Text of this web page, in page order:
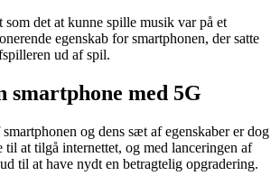
som det at kunne spille musik var på et
egenskab for smartphonen, der satte
ud af spil.
smartphone med 5G
og dens sæt af egenskaber er dog
til at tilgå internettet, og med lanceringen af
til at have nydt en betragtelig opgradering.